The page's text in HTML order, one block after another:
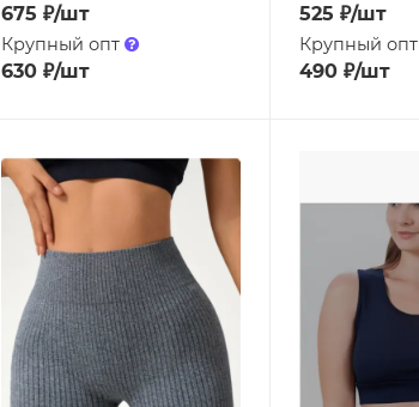
675 ₽/шт
Крупный опт
630 ₽/шт
525 ₽/шт
Крупный опт
490₽/шт